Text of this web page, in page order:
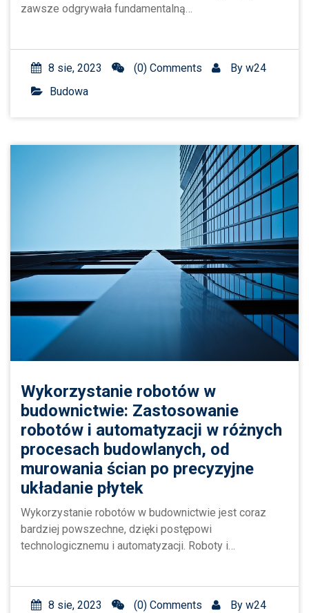
zawsze odgrywała fundamentalną…
8 sie, 2023 (0) Comments By w24
Budowa
Wykorzystanie robotów w
budownictwie: Zastosowanie
robotów i automatyzacji w różnych
procesach budowlanych, od
murowania ścian po precyzyjne
układanie płytek
Wykorzystanie robotów w budownictwie jest coraz
bardziej powszechne, dzięki postępowi
technologicznemu i automatyzacji. Roboty i…
8 sie, 2023 (0) Comments By w24